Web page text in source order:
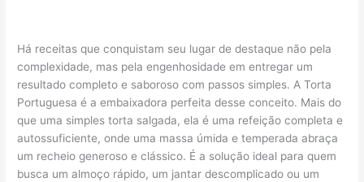
Há receitas que conquistam seu lugar de destaque não pela
complexidade, mas pela engenhosidade em entregar um
resultado completo e saboroso com passos simples. A Torta
Portuguesa é a embaixadora perfeita desse conceito. Mais do
que uma simples torta salgada, ela é uma refeição completa e
autossuficiente, onde uma massa úmida e temperada abraça
um recheio generoso e clássico. É a solução ideal para quem
busca um almoço rápido, um jantar descomplicado ou um